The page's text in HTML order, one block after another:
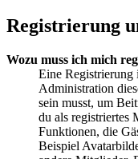
Registrierung
Wozu muss ich mich
Eine
Administration
sein musst, um
du als registriertes
Funktionen, die
Beispiel